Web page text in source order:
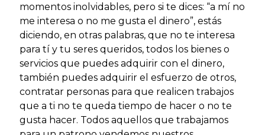
momentos inolvidables, pero si te dices: “a mí no
me interesa o no me gusta el dinero”, estás
diciendo, en otras palabras, que no te interesa
para tí y tu seres queridos, todos los bienes o
servicios que puedes adquirir con el dinero,
también puedes adquirir el esfuerzo de otros,
contratar personas para que realicen trabajos
que a ti no te queda tiempo de hacer o no te
gusta hacer. Todos aquellos que trabajamos